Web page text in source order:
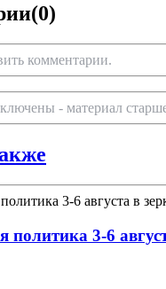
(0)
комментарии.
- материал
политика 3-6